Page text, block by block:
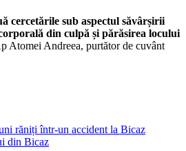
cercetările sub aspectul săvârșirii
din culpă și părăsirea locului
Atomei Andreea, purtător de cuvânt
răniți într-un accident la Bicaz
din Bicaz